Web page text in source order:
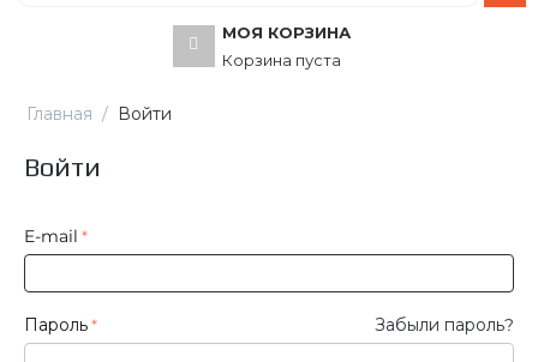
МОЯ КОРЗИНА
Корзина пуста
Главная / Войти
Войти
E-mail
Пароль Забыли пароль?